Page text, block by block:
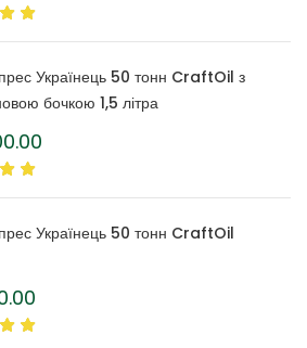
Українець 50 тонн CraftOil з
бочкою 1,5 літра
Українець 50 тонн CraftOil